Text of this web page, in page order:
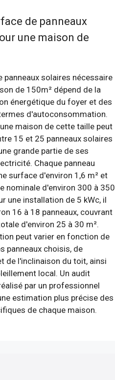
de panneaux
une maison de
panneaux solaires nécessaire
de 150m² dépend de la
énergétique du foyer et des
d'autoconsommation.
maison de cette taille peut
15 et 25 panneaux solaires
grande partie de ses
Chaque panneau
surface d'environ 1,6 m² et
nominale d'environ 300 à 350
une installation de 5 kWc, il
16 à 18 panneaux, couvrant
d'environ 25 à 30 m².
peut varier en fonction de
panneaux choisis, de
de l'inclinaison du toit, ainsi
local. Un audit
par un professionnel
estimation plus précise des
de chaque maison.